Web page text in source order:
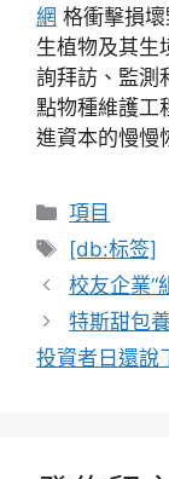
網 格衝擊損
生植物及其生
詢拜訪、監測
點物種維護工
進資本的慢慢
分
類
項目
標
籤
[db:标签]
校友企業“
特斯甜包
投資者日還說